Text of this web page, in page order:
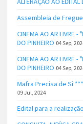
Assembleia de
CINEMA AO AR LIVRE -
DO PINHEIRO 04 Sep,
CINEMA AO AR LIVRE -
DO PINHEIRO 04 Sep,
Mafra Precisa de Si
09 Jul, 2024
Edital para a